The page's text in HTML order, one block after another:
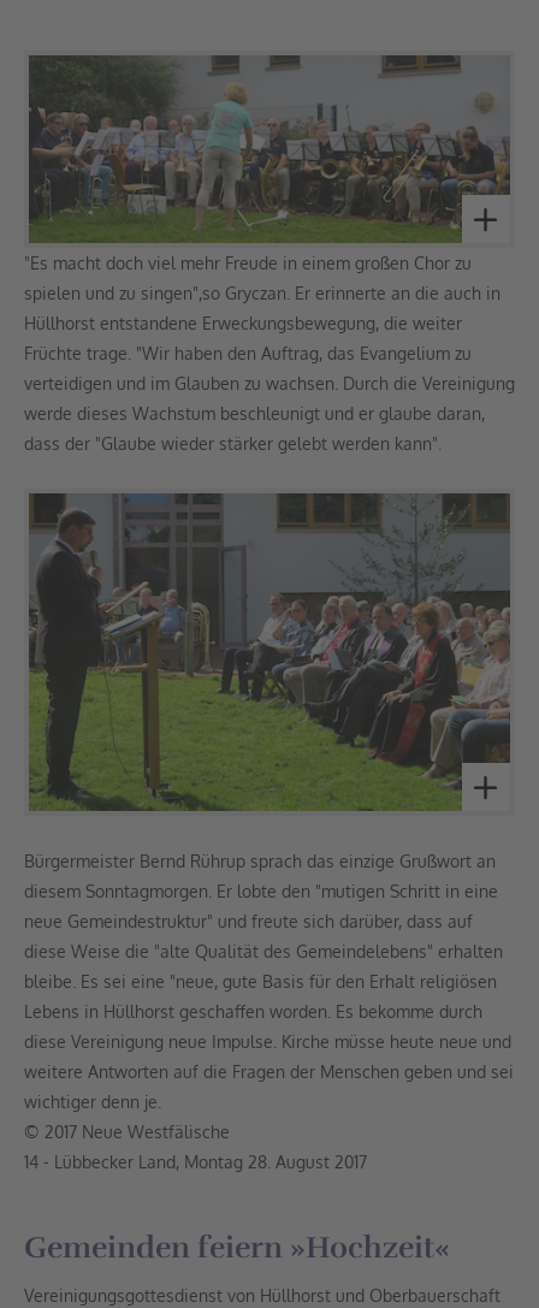
"Es macht doch viel mehr Freude in einem großen Chor zu
spielen und zu singen",so Gryczan. Er erinnerte an die auch in
Hüllhorst entstandene Erweckungsbewegung, die weiter
Früchte trage. "Wir haben den Auftrag, das Evangelium zu
verteidigen und im Glauben zu wachsen. Durch die Vereinigung
werde dieses Wachstum beschleunigt und er glaube daran,
dass der "Glaube wieder stärker gelebt werden kann".
Bürgermeister Bernd Rührup sprach das einzige Grußwort an
diesem Sonntagmorgen. Er lobte den "mutigen Schritt in eine
neue Gemeindestruktur" und freute sich darüber, dass auf
diese Weise die "alte Qualität des Gemeindelebens" erhalten
bleibe. Es sei eine "neue, gute Basis für den Erhalt religiösen
Lebens in Hüllhorst geschaffen worden. Es bekomme durch
diese Vereinigung neue Impulse. Kirche müsse heute neue und
weitere Antworten auf die Fragen der Menschen geben und sei
wichtiger denn je.
© 2017 Neue Westfälische
14 - Lübbecker Land, Montag 28. August 2017
Gemeinden feiern »Hochzeit«
Vereinigungsgottesdienst von Hüllhorst und Oberbauerschaft